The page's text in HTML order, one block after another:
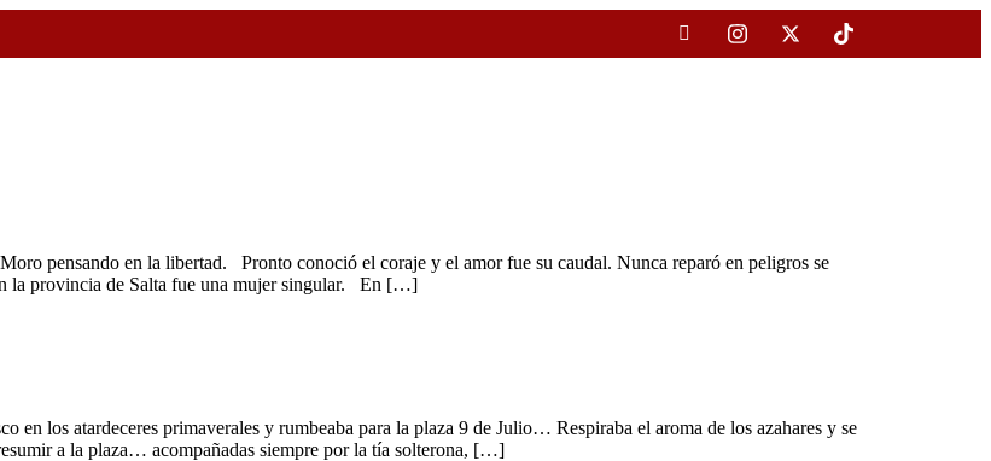
pensando en la libertad. Pronto conoció el coraje y el amor fue su caudal. Nunca reparó en peligros se
la provincia de Salta fue una mujer singular. En […]
en los atardeceres primaverales y rumbeaba para la plaza 9 de Julio… Respiraba el aroma de los azahares y se
a la plaza… acompañadas siempre por la tía solterona, […]